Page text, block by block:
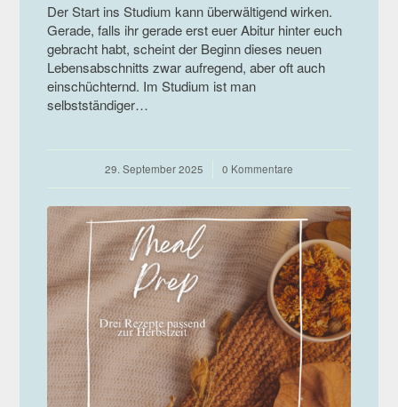
Der Start ins Studium kann überwältigend wirken.
Gerade, falls ihr gerade erst euer Abitur hinter euch
gebracht habt, scheint der Beginn dieses neuen
Lebensabschnitts zwar aufregend, aber oft auch
einschüchternd. Im Studium ist man
selbstständiger…
29. September 2025
/ 0 Kommentare